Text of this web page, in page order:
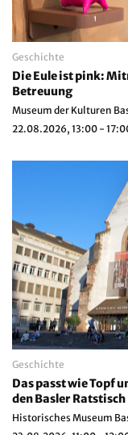
Geschichte
Die Eule ist pink:
Betreuung
Museum der Kulturen
22.08.2026, 13:00 -
Geschichte
Das passt wie Topf
den Basler Ratstisch
Historisches Museum